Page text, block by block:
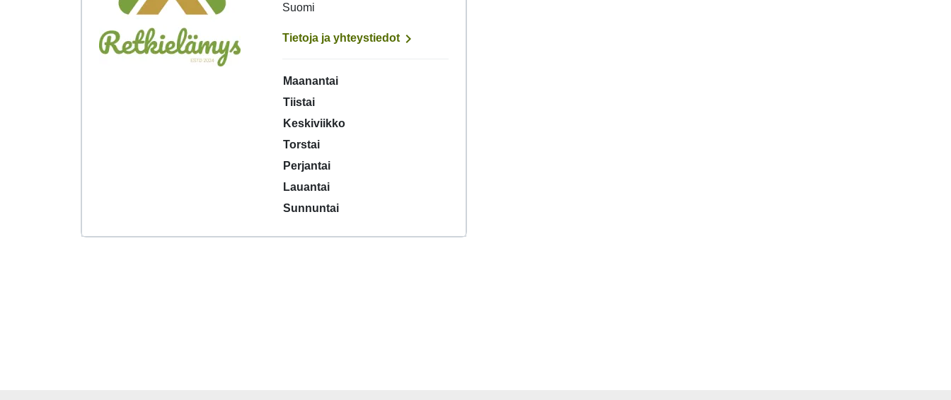
Suomi
Tietoja ja yhteystiedot
Maanantai
Tiistai
Keskiviikko
Torstai
Perjantai
Lauantai
Sunnuntai